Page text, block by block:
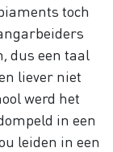
toch
dus een taal
liever niet
werd het
in een
leiden in een